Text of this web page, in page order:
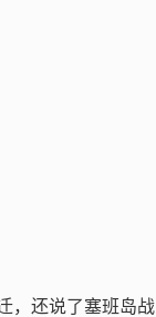
，还说了塞班岛战